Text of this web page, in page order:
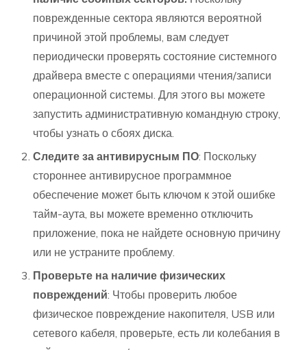
поврежденные сектора являются вероятной
причиной этой проблемы, вам следует
периодически проверять состояние системного
драйвера вместе с операциями чтения/записи
операционной системы. Для этого вы можете
запустить административную командную строку,
чтобы узнать о сбоях диска.
Следите за антивирусным ПО: Поскольку
стороннее антивирусное программное
обеспечение может быть ключом к этой ошибке
тайм-аута, вы можете временно отключить
приложение, пока не найдете основную причину
или не устраните проблему.
Проверьте на наличие физических
повреждений: Чтобы проверить любое
физическое повреждение накопителя, USB или
сетевого кабеля, проверьте, есть ли колебания в